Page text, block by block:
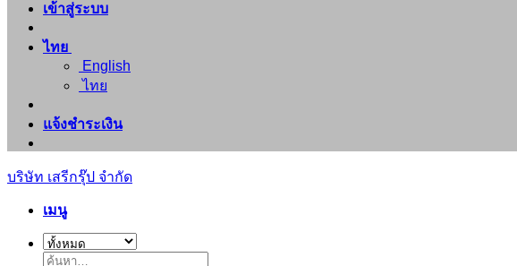
เข้าสู่ระบบ
ไทย
English
ไทย
แจ้งชำระเงิน
บริษัท เสรีกรุ๊ป จำกัด
เมนู
ค้นหา: